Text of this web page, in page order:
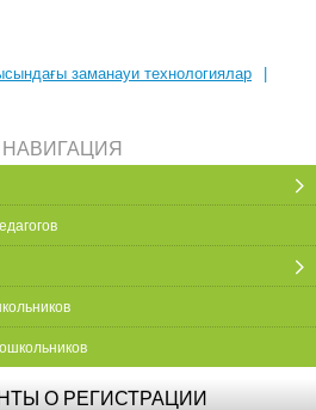
заманауи технологиялар
|
НАВИГАЦИЯ
О РЕГИСТРАЦИИ